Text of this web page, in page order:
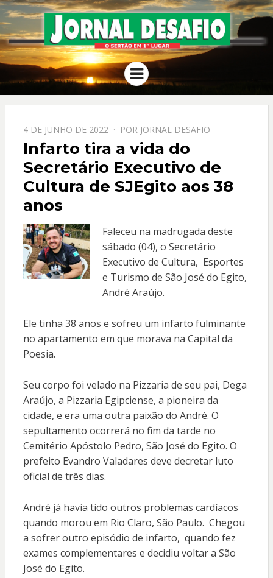
JORNAL
DESAFIO
O Sertão em 1º Lugar
Menu
PPOSTADO
EM
4 DE JUNHO DE 2022 POR JORNAL DESAFIO
Infarto tira a vida do
Secretário Executivo de
Cultura de SJEgito aos 38
anos
Faleceu na madrugada deste
sábado (04), o Secretário
Executivo de Cultura, Esportes
e Turismo de São José do Egito,
André Araújo.
Ele tinha 38 anos e sofreu um infarto fulminante
no apartamento em que morava na Capital da
Poesia.
Seu corpo foi velado na Pizzaria de seu pai, Dega
Araújo, a Pizzaria Egipciense, a pioneira da
cidade, e era uma outra paixão do André. O
sepultamento ocorrerá no fim da tarde no
Cemitério Apóstolo Pedro, São José do Egito. O
prefeito Evandro Valadares deve decretar luto
oficial de três dias.
André já havia tido outros problemas cardíacos
quando morou em Rio Claro, São Paulo. Chegou
a sofrer outro episódio de infarto, quando fez
exames complementares e decidiu voltar a São
José do Egito.